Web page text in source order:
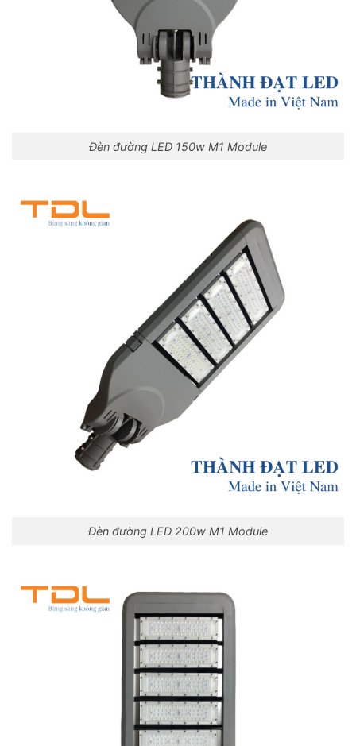
Đèn đường LED 150w M1 Module
Đèn đường LED 200w M1 Module